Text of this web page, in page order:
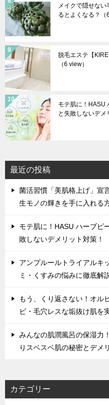
メイクで隠せな
るとよくなる？
脱毛エステ【
（6 view）
モテ肌に！HASU
と失敗しないデメ
最近の投稿
菌活習慣「美肌格上げ」宣
生モノの輝きを手に入れる
モテ肌に！HASU ハーブピ
敗しないデメリット対策！
アンプルールトライアルキ
ミ・くすみの悩みに徹底解
もう、くり返さない！オル
ビ・毛穴レスな垢抜け肌を
みんなの肌潤風呂の保湿力
りスベスベ肌の秘密とデメ
カテゴリー